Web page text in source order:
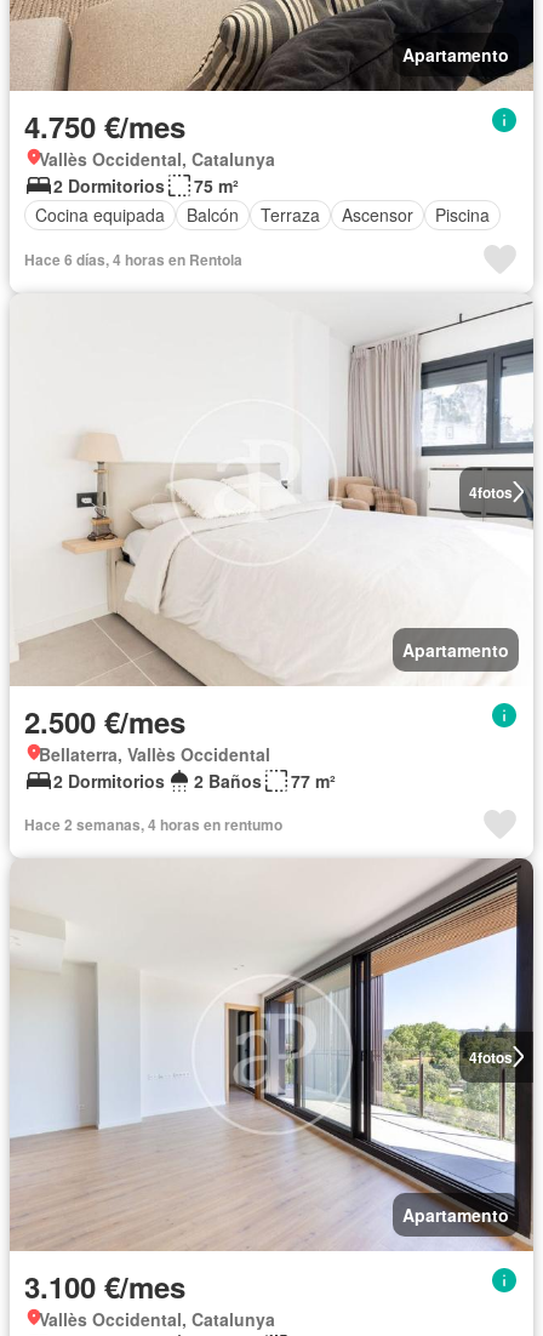
Apartamento
4.750 €/mes
Vallès Occidental, Catalunya
2 Dormitorios
75 m²
Cocina equipada
Balcón Terraza Ascensor Piscina
Hace 6 días, 4 horas en Rentola
4fotos
Apartamento
2.500 €/mes
Bellaterra, Vallès Occidental
2 Dormitorios
2 Baños 77 m²
Hace 2 semanas, 4 horas en rentumo
4fotos
Apartamento
3.100 €/mes
Vallès Occidental, Catalunya